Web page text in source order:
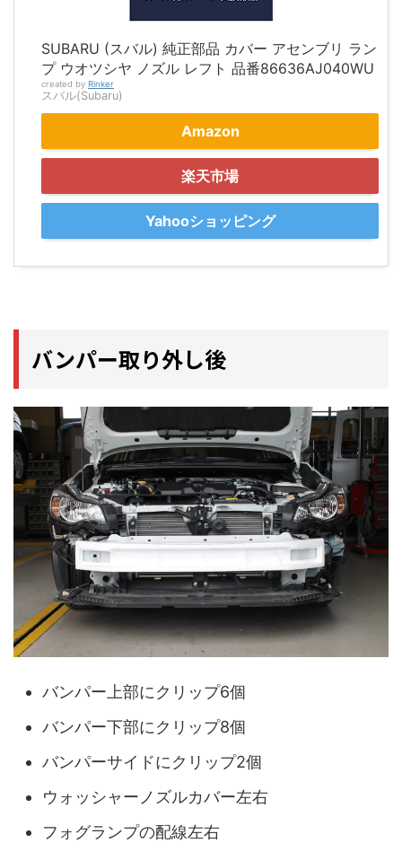
SUBARU (スバル) 純正部品 カバー アセンブリ ラン
プ ウオツシヤ ノズル レフト 品番86636AJ040WU
created by Rinker
スバル(Subaru)
Amazon
楽天市場
Yahooショッピング
バンパー取り外し後
バンパー上部にクリップ6個
バンパー下部にクリップ8個
バンパーサイドにクリップ2個
ウォッシャーノズルカバー左右
フォグランプの配線左右